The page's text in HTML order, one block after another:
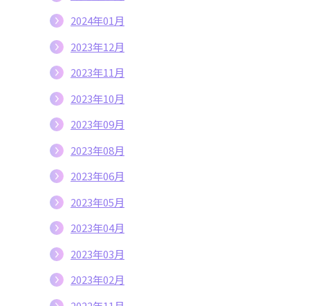
2024年01月
2023年12月
2023年11月
2023年10月
2023年09月
2023年08月
2023年06月
2023年05月
2023年04月
2023年03月
2023年02月